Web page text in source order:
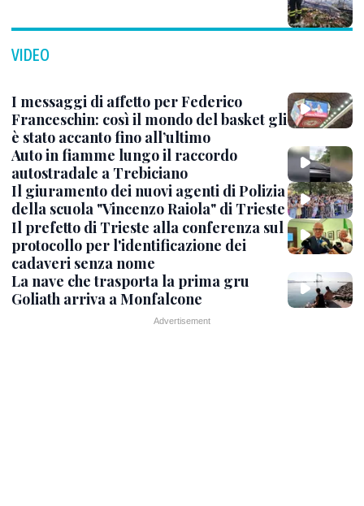
VIDEO
I messaggi di affetto per Federico
Franceschin: così il mondo del basket gli
è stato accanto fino all’ultimo
Auto in fiamme lungo il raccordo
autostradale a Trebiciano
Il giuramento dei nuovi agenti di Polizia
della scuola "Vincenzo Raiola" di Trieste
Il prefetto di Trieste alla conferenza sul
protocollo per l'identificazione dei
cadaveri senza nome
La nave che trasporta la prima gru
Goliath arriva a Monfalcone